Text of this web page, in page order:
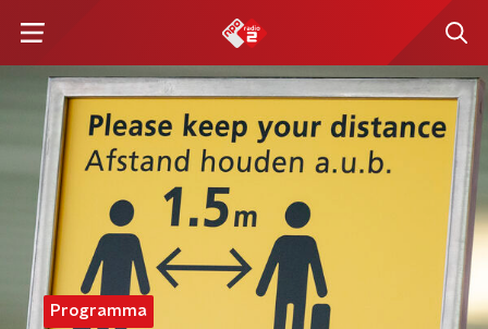
Programma